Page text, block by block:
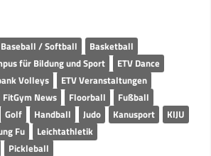
Baseball / Softball
Basketball
für Bildung und Sport
ETV Dance
Volleys
ETV Veranstaltungen
FitGym News Floorball
Fußball
Golf Handball Judo Kanusport
KIJU
Fu
Leichtathletik
Pickleball